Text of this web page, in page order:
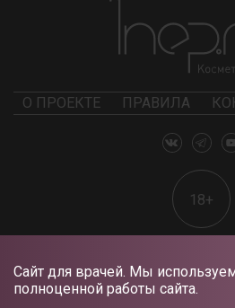
Сайт для врачей. Мы
полноценной работы сайта.
О ПРОЕКТЕ ПРАВИЛА
18+